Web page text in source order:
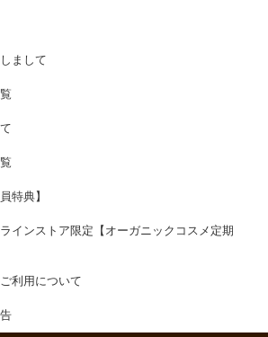
まして
特典】
インストア限定【オーガニックコスメ定期
利用について